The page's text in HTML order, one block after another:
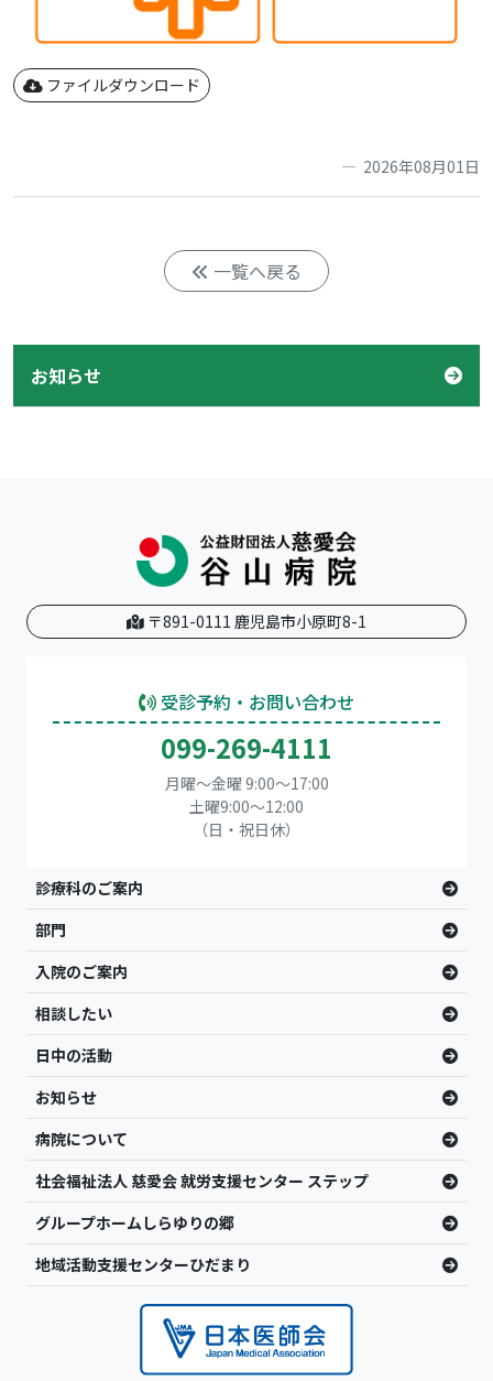
ファイルダウンロード
2026年08月01日
一覧へ戻る
お知らせ
〒891-0111 鹿児島市小原町8-1
受診予約・お問い合わせ
099-269-4111
月曜～金曜 9:00～17:00
土曜9:00〜12:00
（日・祝日休）
診療科のご案内
部門
入院のご案内
相談したい
日中の活動
お知らせ
病院について
社会福祉法人 慈愛会 就労支援センター ステップ
グループホームしらゆりの郷
地域活動支援センターひだまり